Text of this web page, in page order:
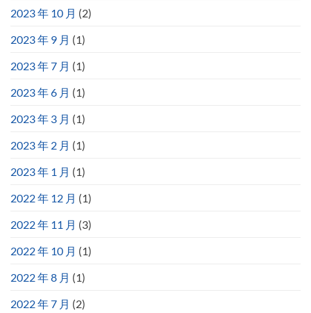
2023 年 10 月 (2)
2023 年 9 月 (1)
2023 年 7 月 (1)
2023 年 6 月 (1)
2023 年 3 月 (1)
2023 年 2 月 (1)
2023 年 1 月 (1)
2022 年 12 月 (1)
2022 年 11 月 (3)
2022 年 10 月 (1)
2022 年 8 月 (1)
2022 年 7 月 (2)